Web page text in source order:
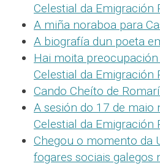
Celestial da Emigración
A miña noraboa para
A biografía dun poeta
Hai moita
Celestial da Emigración
Cando Cheíto de
A sesión do 17 de maio
Celestial da Emigración
Chegou o momento da
fogares sociais galegos